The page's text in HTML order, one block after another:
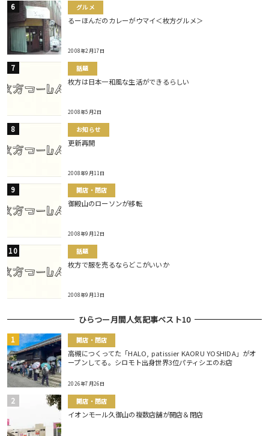
グルメ
るーほんだのカレーがウマイ＜枚方グルメ＞
2008年2月17日
話題
枚方は日本一和風な生活ができるらしい
2008年5月2日
お知らせ
更新再開
2008年9月11日
開店・閉店
御殿山のローソンが移転
2008年9月12日
話題
枚方で服を売るならどこがいいか
2008年9月13日
ひらつー月間人気記事ベスト10
開店・閉店
高槻につくってた「HALO, patissier KAORU YOSHIDA」がオ
ープンしてる。シロモト出身世界3位パティシエのお店
2026年7月26日
開店・閉店
イオンモール久御山の複数店舗が開店＆閉店